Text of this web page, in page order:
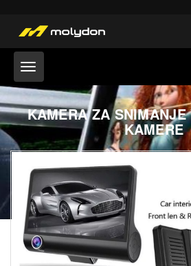
KAMERA ZA
KAMERE
ELEKTRONIKA
KAMERA ZA SNIMANJE